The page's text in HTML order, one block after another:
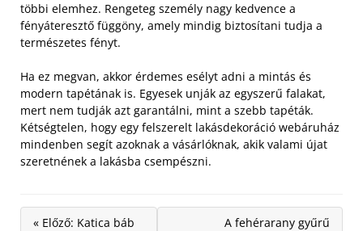
többi elemhez. Rengeteg személy nagy kedvence a
fényáteresztő függöny, amely mindig biztosítani tudja a
természetes fényt.
Ha ez megvan, akkor érdemes esélyt adni a mintás és
modern tapétának is. Egyesek unják az egyszerű falakat,
mert nem tudják azt garantálni, mint a szebb tapéták.
Kétségtelen, hogy egy felszerelt lakásdekoráció webáruház
mindenben segít azoknak a vásárlóknak, akik valami újat
szeretnének a lakásba csempészni.
« Előző: Katica báb
A fehérarany gyűrű